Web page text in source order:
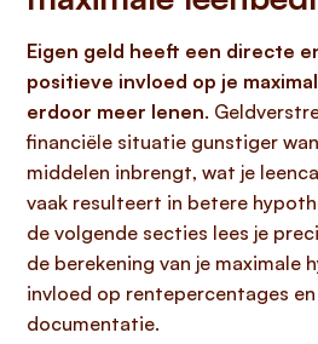
Eigen geld heeft een directe
positieve invloed op je
erdoor meer lenen.
financiële situatie gunstiger
middelen inbrengt, wat je
vaak resulteert in betere
de volgende secties lees je
de berekening van je maximale
invloed op rentepercentages
documentatie.